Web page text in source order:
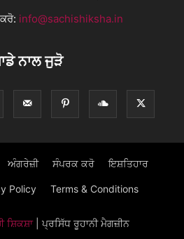
info@sachishiksha.in
ਨਾਲ ਜੁੜੋ
ਅੰਗਰੇਜ਼ੀ ਸੰਪਰਕ ਕਰੋ ਇਸ਼ਤਿਹਾਰ
Policy Terms & Conditions
ਸ਼ਿਕਸ਼ਾ| ਪ੍ਰਸਿੱਧ ਰੂਹਾਨੀ ਮੈਗਜ਼ੀਨ